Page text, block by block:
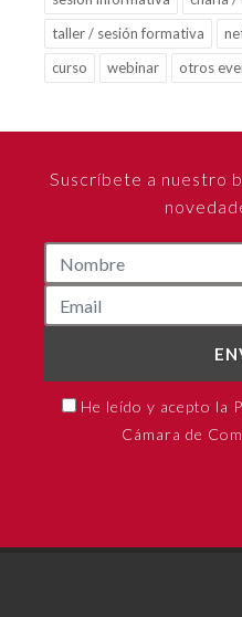
taller / sesión formativa
curso
webinar otros
Suscríbete a nuestro
He leído y acepto la
Cámara de